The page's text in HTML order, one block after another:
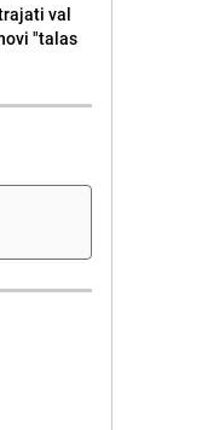
val
"talas